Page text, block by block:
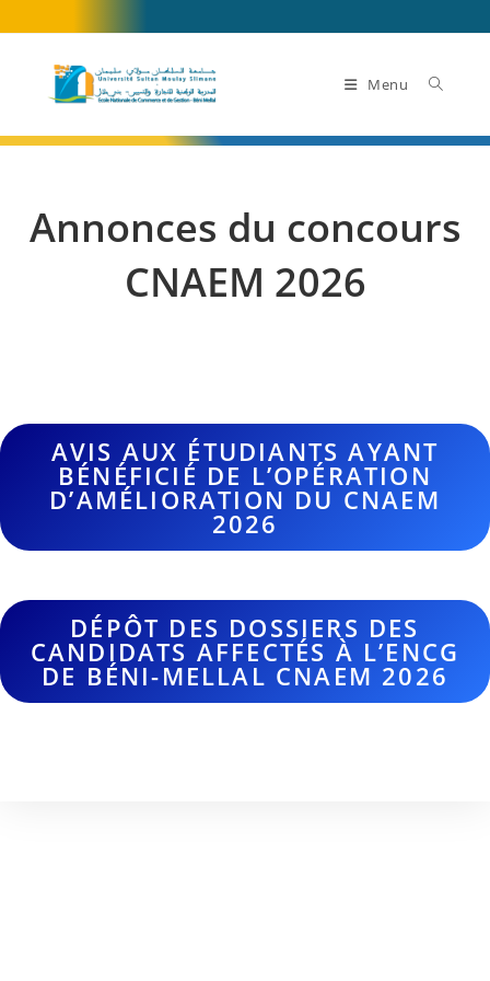
to
content
Menu
Annonces du concours
CNAEM 2026
AVIS AUX ÉTUDIANTS AYANT
BÉNÉFICIÉ DE L’OPÉRATION
D’AMÉLIORATION DU CNAEM
2026
DÉPÔT DES DOSSIERS DES
CANDIDATS AFFECTÉS À L’ENCG
DE BÉNI-MELLAL CNAEM 2026